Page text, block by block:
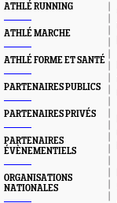
ATHLÉ RUNNING
ATHLÉ MARCHE
ATHLÉ FORME ET SANTÉ
PARTENAIRES PUBLICS
PARTENAIRES PRIVÉS
PARTENAIRES
ÉVÈNEMENTIELS
ORGANISATIONS
NATIONALES